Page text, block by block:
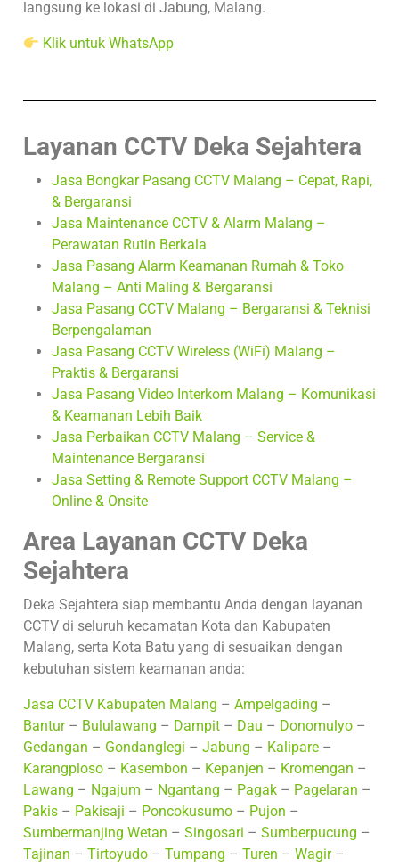
langsung ke lokasi di Jabung, Malang.
Klik untuk WhatsApp
Layanan CCTV Deka Sejahtera
Jasa Bongkar Pasang CCTV Malang – Cepat, Rapi,
& Bergaransi
Jasa Maintenance CCTV & Alarm Malang –
Perawatan Rutin Berkala
Jasa Pasang Alarm Keamanan Rumah & Toko
Malang – Anti Maling & Bergaransi
Jasa Pasang CCTV Malang – Bergaransi & Teknisi
Berpengalaman
Jasa Pasang CCTV Wireless (WiFi) Malang –
Praktis & Bergaransi
Jasa Pasang Video Interkom Malang – Komunikasi
& Keamanan Lebih Baik
Jasa Perbaikan CCTV Malang – Service &
Maintenance Bergaransi
Jasa Setting & Remote Support CCTV Malang –
Online & Onsite
Area Layanan CCTV Deka
Sejahtera
Deka Sejahtera siap membantu Anda dengan layanan
CCTV di seluruh kecamatan Kota dan Kabupaten
Malang, serta Kota Batu yang di sesuaikan dengan
kebutuhan sistem keamanan anda:
Jasa CCTV Kabupaten Malang – Ampelgading –
Bantur– Bululawang – Dampit – Dau – Donomulyo –
Gedangan – Gondanglegi – Jabung – Kalipare –
Karangploso – Kasembon – Kepanjen – Kromengan –
Lawang – Ngajum – Ngantang – Pagak – Pagelaran –
Pakis – Pakisaji – Poncokusumo – Pujon –
Sumbermanjing Wetan – Singosari – Sumberpucung –
Tajinan – Tirtoyudo – Tumpang – Turen – Wagir–